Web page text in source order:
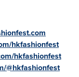
hkfashionfest
hkfashionfest
@hkfashionfest